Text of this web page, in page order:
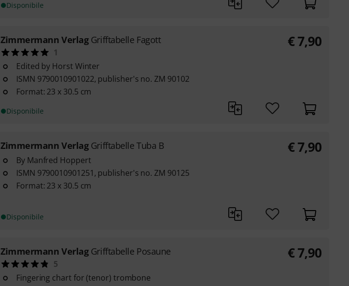
Disponibile
Zimmermann Verlag Grifftabelle Fagott
1
Edited by Horst Winter
ISMN 9790010901022, publisher's no. ZM 90102
Format: 23 x 30.5 cm
Disponibile
€7,90
Zimmermann Verlag Grifftabelle Tuba B
By Manfred Hoppert
ISMN 9790010901251, publisher's no. ZM 90125
Format: 23 x 30.5 cm
Disponibile
€7,90
Zimmermann Verlag Grifftabelle Posaune
5
Fingering chart for (tenor) trombone
€7,90